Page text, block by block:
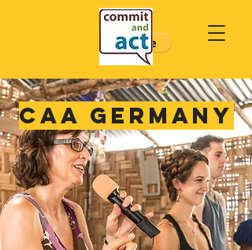
CAA GERMANY